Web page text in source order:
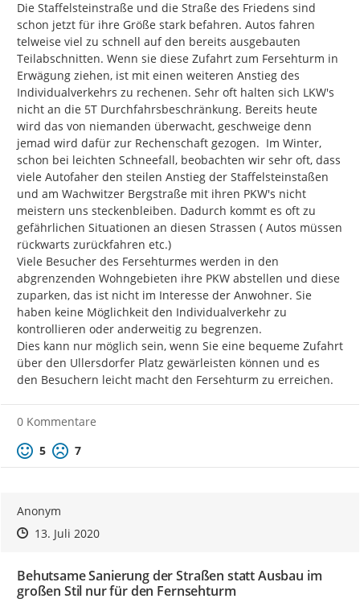
Die Staffelsteinstraße und die Straße des Friedens sind
schon jetzt für ihre Größe stark befahren. Autos fahren
telweise viel zu schnell auf den bereits ausgebauten
Teilabschnitten. Wenn sie diese Zufahrt zum Fersehturm in
Erwägung ziehen, ist mit einen weiteren Anstieg des
Individualverkehrs zu rechenen. Sehr oft halten sich LKW's
nicht an die 5T Durchfahrsbeschränkung. Bereits heute
wird das von niemanden überwacht, geschweige denn
jemad wird dafür zur Rechenschaft gezogen.  Im Winter,
schon bei leichten Schneefall, beobachten wir sehr oft, dass
viele Autofaher den steilen Anstieg der Staffelsteinstaßen
und am Wachwitzer Bergstraße mit ihren PKW's nicht
meistern uns steckenbleiben. Dadurch kommt es oft zu
gefährlichen Situationen an diesen Strassen ( Autos müssen
rückwarts zurückfahren etc.)
Viele Besucher des Fersehturmes werden in den
abgrenzenden Wohngebieten ihre PKW abstellen und diese
zuparken, das ist nicht im Interesse der Anwohner. Sie
haben keine Möglichkeit den Individualverkehr zu
kontrollieren oder anderweitig zu begrenzen.
Dies kann nur möglich sein, wenn Sie eine bequeme Zufahrt
über den Ullersdorfer Platz gewärleisten können und es
den Besuchern leicht macht den Fersehturm zu erreichen.
0 Kommentare
Positive Bewertung
5 Negative Bewertung
7
Anonym
Zeitpunkt des Erstellens
Zeitpunkt des Erstellens
13. Juli 2020Zur Äußerung
Behutsame Sanierung der Straßen statt Ausbau im
großen Stil nur für den Fernsehturm